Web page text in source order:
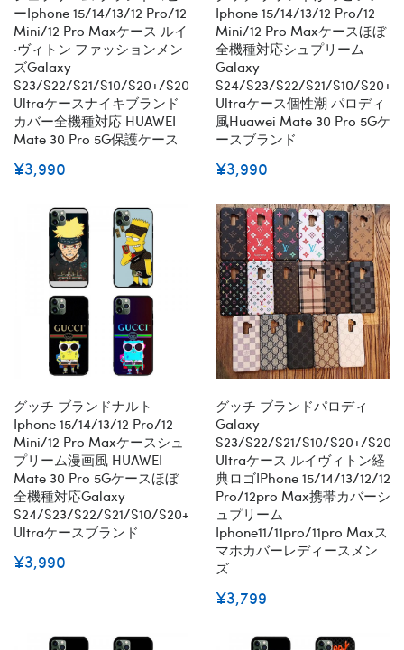
ーiphone 15/14/13/12 Pro/12
Mini/12 Pro Maxケース ルイ
·ヴィトン ファッションメン
ズGalaxy
S23/s22/s21/s10/s20+/s20
Ultraケースナイキブランド
カバー全機種対応 HUAWEI
Mate 30 Pro 5G保護ケース
¥3,990
Iphone 15/14/13/12 Pro/12
Mini/12 Pro Maxケースほぼ
全機種対応シュプリーム
Galaxy
S24/s23/s22/s21/s10/s20+/
Ultraケース個性潮 パロディ
風Huawei Mate 30 Pro 5Gケ
ースブランド
¥3,990
グッチ ブランドナルト
Iphone 15/14/13/12 Pro/12
Mini/12 Pro Maxケースシュ
プリーム漫画風 HUAWEI
Mate 30 Pro 5Gケースほぼ
全機種対応Galaxy
S24/s23/s22/s21/s10/s20+/s20
Ultraケースブランド
¥3,990
グッチ ブランドパロディ
Galaxy
S23/s22/s21/s10/s20+/s20
Ultraケース ルイヴィトン経
典ロゴiPhone 15/14/13/12/12
Pro/12pro Max携帯カバーシ
ュプリーム
Iphone11/11pro/11pro Maxス
マホカバーレディースメン
ズ
¥3,799